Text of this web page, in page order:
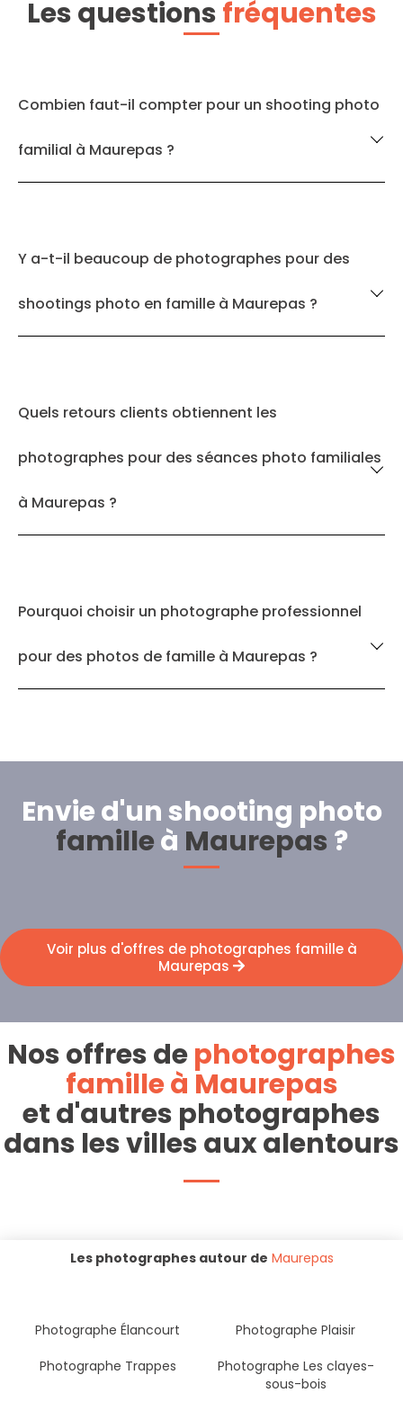
Les questionsfréquentes
Combien faut-il compter pour un shooting photo
familial à Maurepas ?
Y a-t-il beaucoup de photographes pour des
shootings photo en famille à Maurepas ?
Quels retours clients obtiennent les
photographes pour des séances photo familiales
à Maurepas ?
Pourquoi choisir un photographe professionnel
pour des photos de famille à Maurepas ?
Envie d'un shooting photo
familleà Maurepas ?
Voir plus d'offres de photographes famille à
Maurepas
Nos offres dephotographes
famille à Maurepas
et d'autres photographes
dans les villes aux alentours
Les photographes autour de Maurepas
Photographe Élancourt
Photographe Plaisir
Photographe Trappes
Photographe Les clayes-
sous-bois